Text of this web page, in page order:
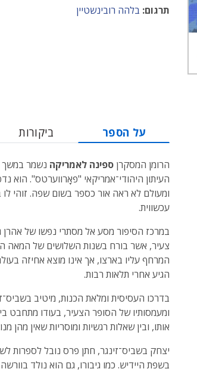
תרגום: בלהה רובינשטיין
על הספר ביקורות
הרומן המסקרן ספינה לאמריקה נשמר במשך
ומעולם לא ראה אור כספר בשום שפה. זוהי לו
עכשווית.
במרכז הסיפור מסע אל מסתרי נפשו של אהרן
צעיר, אשר בורח בשנות השלושים של המאה
המרחף עליו בארצו, אך אינו מוצא אחיזה
הגיע אחרי תלאות רבות.
בדרכו העסיסית ומלאת הכנות, מיטיב
ומעמסותיו של הסופר הצעיר, בעודו מתחבט
אותו, ובין שאלות רגשיות ומוסריות שאין מהן
בשפת היידיש. כמו גיבורו, גם הוא נולד בוורשה